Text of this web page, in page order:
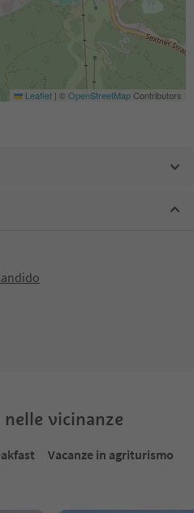
Leaflet | ©OpenStreetMapContributors
vicinanze
Vacanze in agriturismo